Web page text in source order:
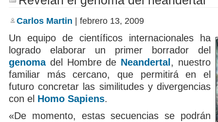
Carlos Martin | febrero 13, 2009
Un equipo de científicos internacionales ha
logrado elaborar un primer borrador del
genomadel Hombre de Neandertal , nuestro
familiar más cercano, que permitirá en el
futuro concretar las similitudes y divergencias
con el Homo Sapiens.
«De momento, estas secuencias se podrán